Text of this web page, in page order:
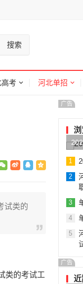
搜索
考 河北单招
试类的
类的考试工
广告
浏
1
2
3
4
5
广告
近